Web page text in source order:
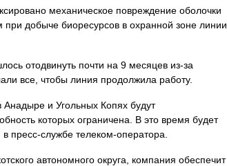
механическое повреждение оболочки
добыче биоресурсов в охранной зоне линии
отодвинуть почти на 9 месяцев из-за
все, чтобы линия продолжила работу.
и Угольных Копях будут
которых ограничена. В это время будет
пресс-службе телеком-оператора.
автономного округа, компания обеспечит